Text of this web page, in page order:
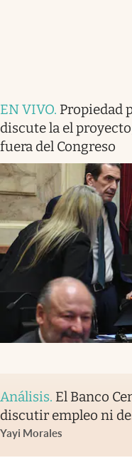
EN VIVO. Propiedad
discute la el
fuera del Congreso
Análisis. El Banco
discutir empleo ni
Yayi Morales